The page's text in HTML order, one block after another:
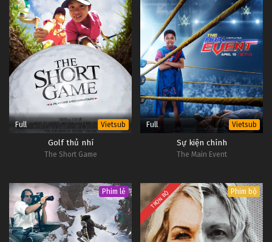
Full Vietsub
Golf thủ nhí
The Short Game
Full Vietsub
Sự kiện chính
The Main Event
Phim lẻ TRỌN BỘ Phim bộ